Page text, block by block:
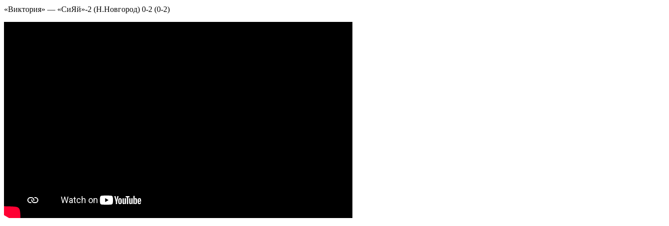
«Виктория» — «СиЯй»-2 (Н.Новгород) 0-2 (0-2)